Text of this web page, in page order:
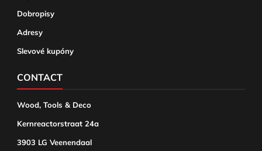
Dobropisy
Adresy
Slevové kupóny
CONTACT
Wood, Tools & Deco
Kernreactorstraat 24a
3903 LG Veenendaal